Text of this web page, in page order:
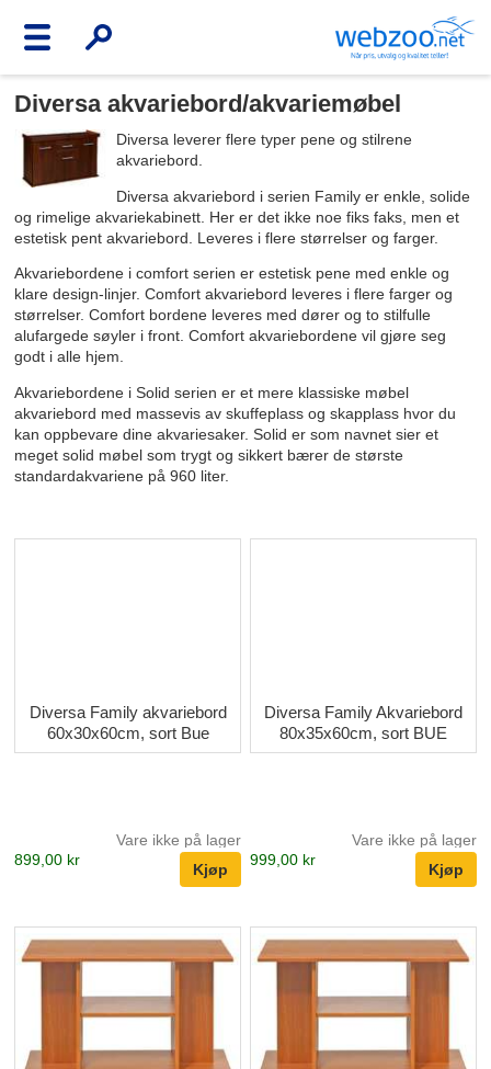
Diversa akvariebord/akvariemøbel
Diversa leverer flere typer pene og stilrene
akvariebord.
Diversa akvariebord i serien Family er enkle, solide
og rimelige akvariekabinett. Her er det ikke noe fiks faks, men et
estetisk pent akvariebord. Leveres i flere størrelser og farger.
Akvariebordene i comfort serien er estetisk pene med enkle og
klare design-linjer. Comfort akvariebord leveres i flere farger og
størrelser. Comfort bordene leveres med dører og to stilfulle
alufargede søyler i front. Comfort akvariebordene vil gjøre seg
godt i alle hjem.
Akvariebordene i Solid serien er et mere klassiske møbel
akvariebord med massevis av skuffeplass og skapplass hvor du
kan oppbevare dine akvariesaker. Solid er som navnet sier et
meget solid møbel som trygt og sikkert bærer de største
standardakvariene på 960 liter.
Diversa Family akvariebord
60x30x60cm, sort Bue
Vare ikke på lager
899,00 kr
Diversa Family Akvariebord
80x35x60cm, sort BUE
Vare ikke på lager
999,00 kr